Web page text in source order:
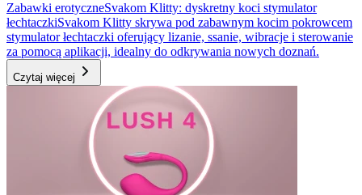
Zabawki erotyczneSvakom Klitty: dyskretny koci stymulator
łechtaczkiSvakom Klitty skrywa pod zabawnym kocim pokrowcem
stymulator łechtaczki oferujący lizanie, ssanie, wibracje i sterowanie
za pomocą aplikacji, idealny do odkrywania nowych doznań.
Czytaj więcej